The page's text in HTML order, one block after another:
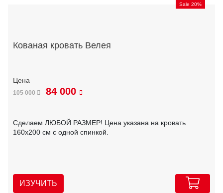
Sale 20%
Кованая кровать Велея
105 000 84 000
Сделаем ЛЮБОЙ РАЗМЕР! Цена указана на кровать
160х200 см с одной спинкой.
ИЗУЧИТЬ